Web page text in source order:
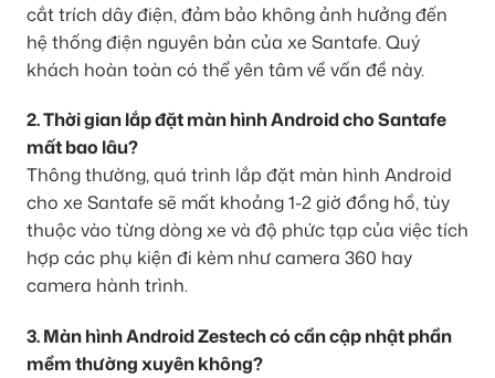
cắt trích dây điện, đảm bảo không ảnh hưởng đến
hệ thống điện nguyên bản của xe Santafe. Quý
khách hoàn toàn có thể yên tâm về vấn đề này.
2. Thời gian lắp đặt màn hình Android cho Santafe
mất bao lâu?
Thông thường, quá trình lắp đặt màn hình Android
cho xe Santafe sẽ mất khoảng 1-2 giờ đồng hồ, tùy
thuộc vào từng dòng xe và độ phức tạp của việc tích
hợp các phụ kiện đi kèm như camera 360 hay
camera hành trình.
3. Màn hình Android Zestech có cần cập nhật phần
mềm thường xuyên không?